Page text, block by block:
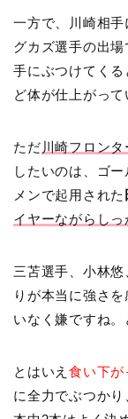
一方で、川崎相
グカズ選手の出
手にぶつけてく
ど体が仕上がって
ただ 川崎フロン
したいのは、ゴ
メンで起用された
イヤーながらし
三苫選手、小林
りが本当に強さ
いなく嫌ですね。
とはいえ食い下が
に全力でぶつか